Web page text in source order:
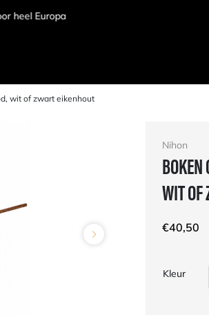
wit of zwart eikenhout
Nihon
BOKEN
WIT OF
€40,50
Kleur